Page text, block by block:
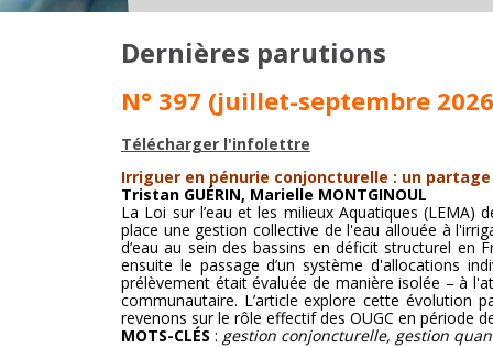
Dernières parutions
N° 397 (juillet-septembre
Télécharger l'infolettre
Irriguer en pénurie conjoncturelle : un
Tristan GUÉRIN, Marielle MONTGINOUL
La Loi sur l’eau et les milieux Aquatiques
place une gestion collective de l'eau allouée à
d’eau au sein des bassins en déficit structurel en
ensuite le passage d’un système d'allocations
prélèvement était évaluée de manière isolée – à
communautaire. L’article explore cette évolution
revenons sur le rôle effectif des OUGC en période
MOTS-CLÉS : gestion conjoncturelle, gestion